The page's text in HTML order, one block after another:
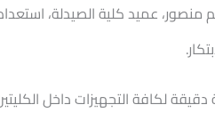
عميد كلية الصيدلة،
لكافة التجهيزات داخل